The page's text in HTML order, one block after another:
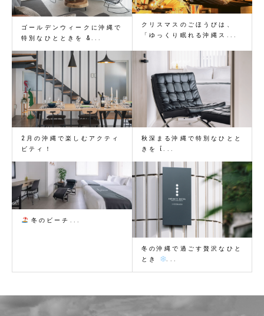
ゴールデンウィークに沖縄で
特別なひとときを &...
クリスマスのごほうびは、
「ゆっくり眠れる沖縄ス...
2月の沖縄で楽しむアクティ
ビティ！
秋深まる沖縄で特別なひとと
きを ἴ...
冬のビーチ...
冬の沖縄で過ごす贅沢なひと
とき
...